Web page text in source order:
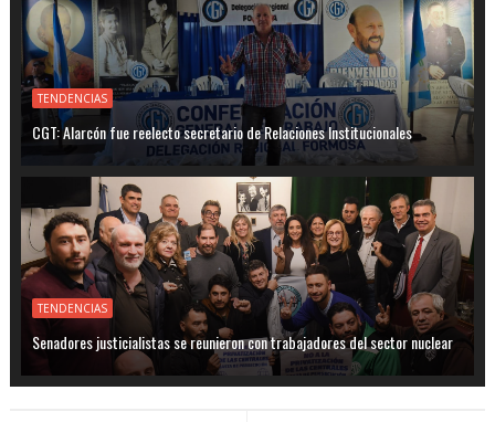
TENDENCIAS
CGT: Alarcón fue reelecto secretario de Relaciones Institucionales
TENDENCIAS
Senadores justicialistas se reunieron con trabajadores del sector nuclear